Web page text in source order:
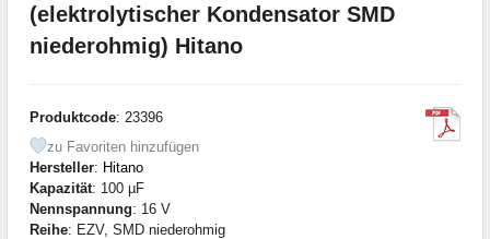
(elektrolytischer Kondensator SMD
niederohmig) Hitano
Produktcode: 23396
zu Favoriten hinzufügen
Hersteller: Hitano
Kapazität: 100 µF
Nennspannung: 16 V
Reihe: EZV, SMD niederohmig